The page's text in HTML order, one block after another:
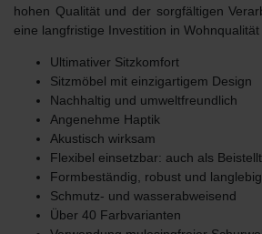
hohen Qualität und der sorgfältigen
eine langfristige Investition in Wohnqualität
Ultimativer Sitzkomfort
Sitzmöbel mit einzigartigem Design
Nachhaltig und umweltfreundlich
Angenehme Haptik
Akustisch wirksam
Flexibel einsetzbar: auch als
Formbeständig, robust und langlebig
Schmutz- und wasserabweisend
Über 40 Farbvarianten